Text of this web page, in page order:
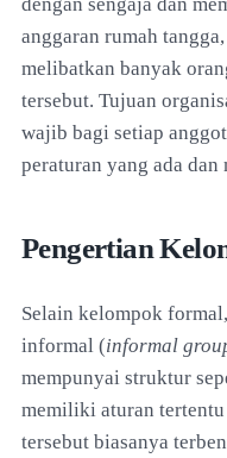
anggaran rumah
melibatkan banyak
tersebut. Tujuan
wajib bagi setiap
peraturan yang ada
Pengertian
Selain kelompok
informal (informal
mempunyai struktur
memiliki aturan
tersebut biasanya